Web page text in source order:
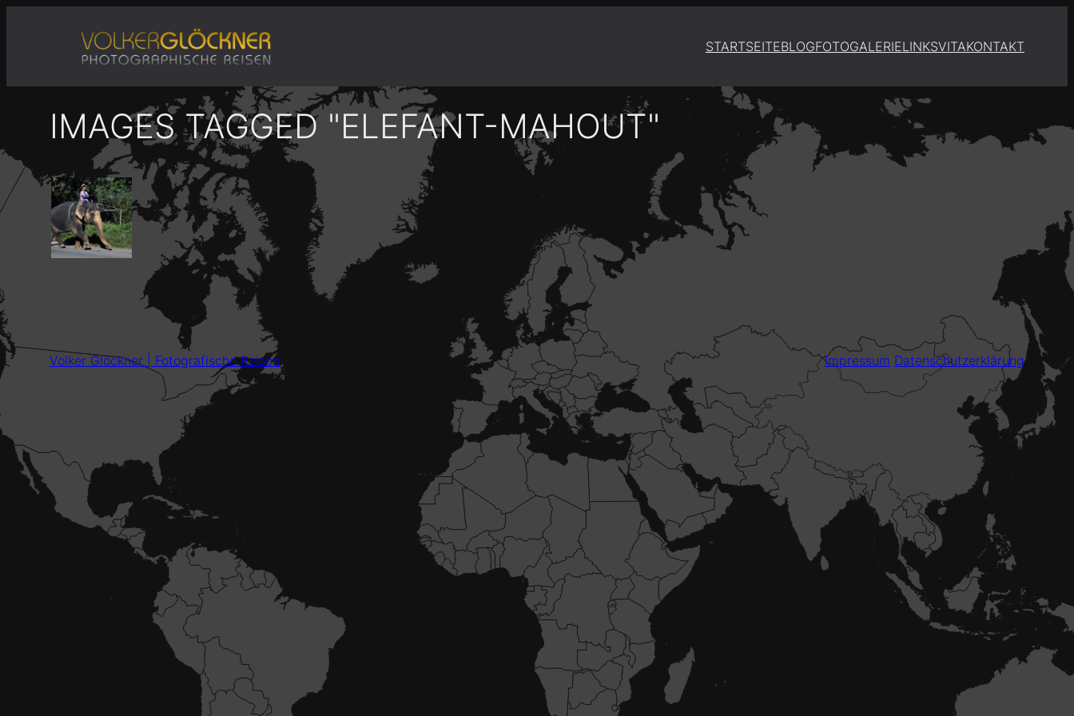
STARTSEITEBLOGFOTOGALERIELINKSVITAKONTAKT
IMAGES TAGGED "ELEFANT-MAHOUT"
Volker Glöckner | Fotografische Reisen Impressum Datenschutzerklärung